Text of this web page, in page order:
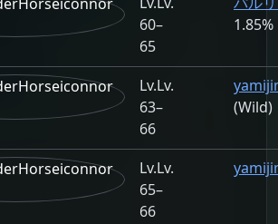
60–
65
1.85%
Lv.
63–
66
(Wild)
Lv.
65–
66